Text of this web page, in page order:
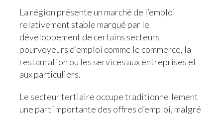
La région présente un marché de l’emploi
relativement stable marqué par le
développement de certains secteurs
pourvoyeurs d’emploi comme le commerce, la
restauration ou les services aux entreprises et
aux particuliers.
Le secteur tertiaire occupe traditionnellement
une part importante des offres d’emploi, malgré